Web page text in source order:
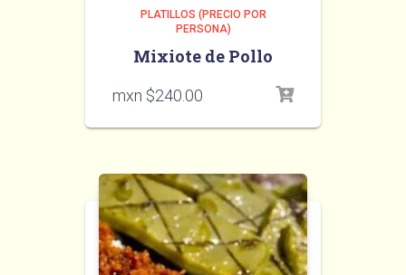
PLATILLOS (PRECIO POR
PERSONA)
Mixiote de Pollo
mxn $240.00